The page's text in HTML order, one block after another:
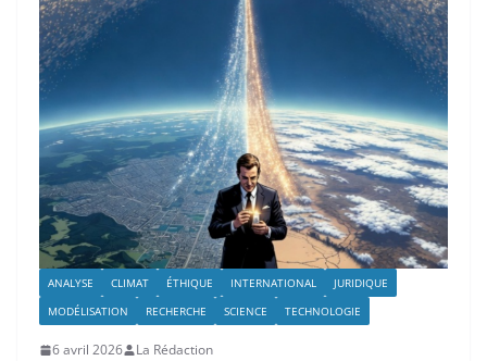
ANALYSE CLIMAT ÉTHIQUE INTERNATIONAL
JURIDIQUE
MODÉLISATION
RECHERCHE SCIENCE TECHNOLOGIE
6 avril 2026 La Rédaction